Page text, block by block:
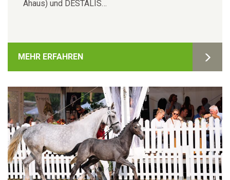
Ahaus) und DESTALIS…
MEHR ERFAHREN